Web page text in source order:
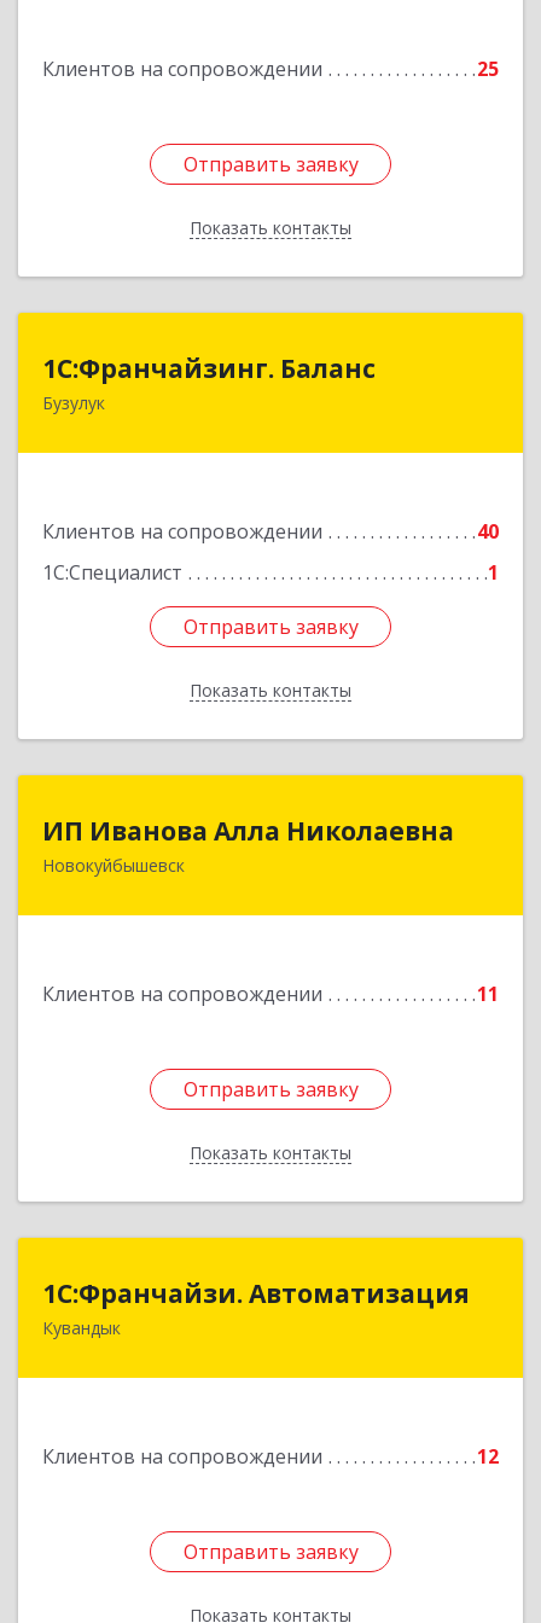
Клиентов на сопровождении 25
Отправить заявку
Показать контакты
Подробнее
Отправить заявку
Назад
1С:Франчайзинг. Баланс
Бузулук
Клиентов на сопровождении
40
1С:Специалист
1
Отправить заявку
Показать контакты
1С:Франчайзинг. Баланс
461040, Оренбургская обл, Бузулукский р-н,
Отправить заявку
Назад
ИП Иванова Алла Николаевна
Новокуйбышевск
Клиентов на сопровождении 11
Отправить заявку
Показать контакты
Отправить заявку
Назад
1С:Франчайзи. Автоматизация
Кувандык
Клиентов на сопровождении 12
Отправить заявку
Показать контакты
1С:Франчайзи. Автоматизация
462220, Оренбургская обл, Кувандыкский р-н,
Отправить заявку
Назад